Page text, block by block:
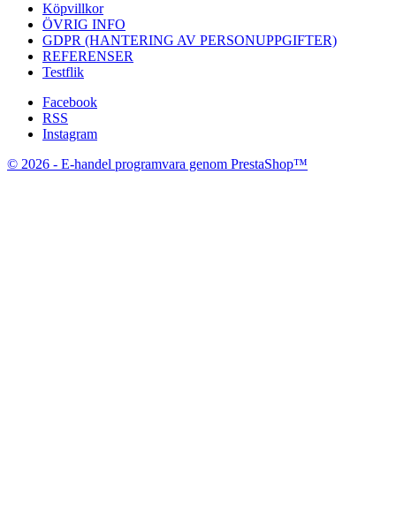
Köpvillkor
ÖVRIG INFO
GDPR (HANTERING AV PERSONUPPGIFTER)
REFERENSER
Testflik
Facebook
RSS
Instagram
© 2026 - E-handel programvara genom PrestaShop™